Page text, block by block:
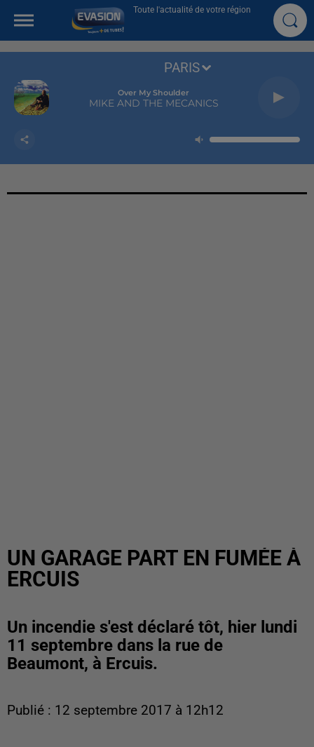
Toute l'actualité de votre région
Over My Shoulder
MIKE AND THE MECANICS
PARIS
UN GARAGE PART EN FUMÉE À
ERCUIS
Un incendie s'est déclaré tôt, hier lundi
11 septembre dans la rue de
Beaumont, à Ercuis.
Publié : 12 septembre 2017 à 12h12